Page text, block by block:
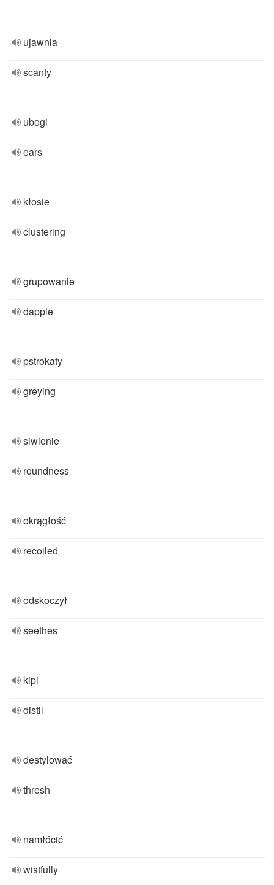
ujawnia
scanty
ubogi
ears
kłosie
clustering
grupowanie
dapple
pstrokaty
greying
siwienie
roundness
okrągłość
recoiled
odskoczył
seethes
kipi
distil
destylować
thresh
namłócić
wistfully